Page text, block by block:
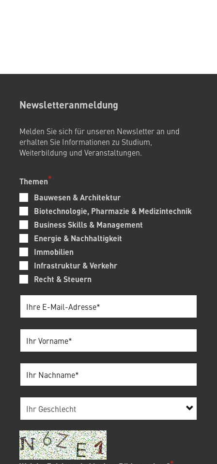
Newsletteranmeldung
Melden Sie sich für unseren Newsletter an und
erhalten Sie Informationen zu Studium,
Weiterbildung und Veranstaltungen.
Themen
Bauwesen & Architektur
Biotechnologie, Pharmazie & Medizintechnik
Business Skills & Management
Energie & Nachhaltigkeit
Immobilien
Infrastruktur & Verkehr
Recht & Steuern